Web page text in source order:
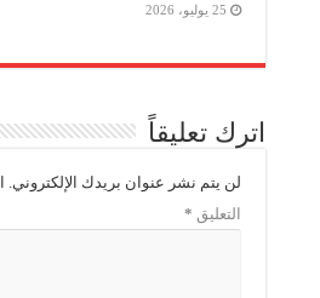
25 يوليو، 2026
اترك تعليقاً
لن يتم نشر عنوان بريدك الإلكتروني.
التعليق *